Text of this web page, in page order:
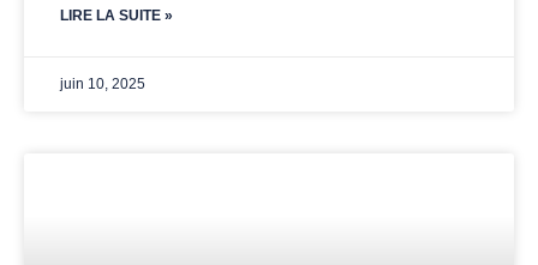
LIRE LA SUITE »
juin 10, 2025